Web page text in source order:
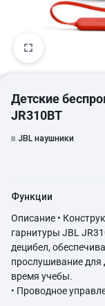
Детские
JR310BT
в JBL наушники
Функции
Описание •
гарнитуры JBL
децибел,
прослушивание для
время учебы.
• Проводное